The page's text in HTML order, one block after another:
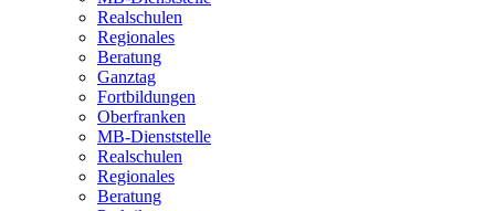
Realschulen
Regionales
Beratung
Ganztag
Fortbildungen
Oberfranken
MB-Dienststelle
Realschulen
Regionales
Beratung